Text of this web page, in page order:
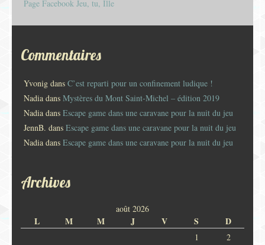
Page Facebook Jeu, tu, Ille
Commentaires
Yvonig dans C’est reparti pour un confinement ludique !
Nadia dans Mystères du Mont Saint-Michel – édition 2019
Nadia dans Escape game dans une caravane pour la nuit du jeu
JennB. dans Escape game dans une caravane pour la nuit du jeu
Nadia dans Escape game dans une caravane pour la nuit du jeu
Archives
août 2026
L M M J V S D
1
2